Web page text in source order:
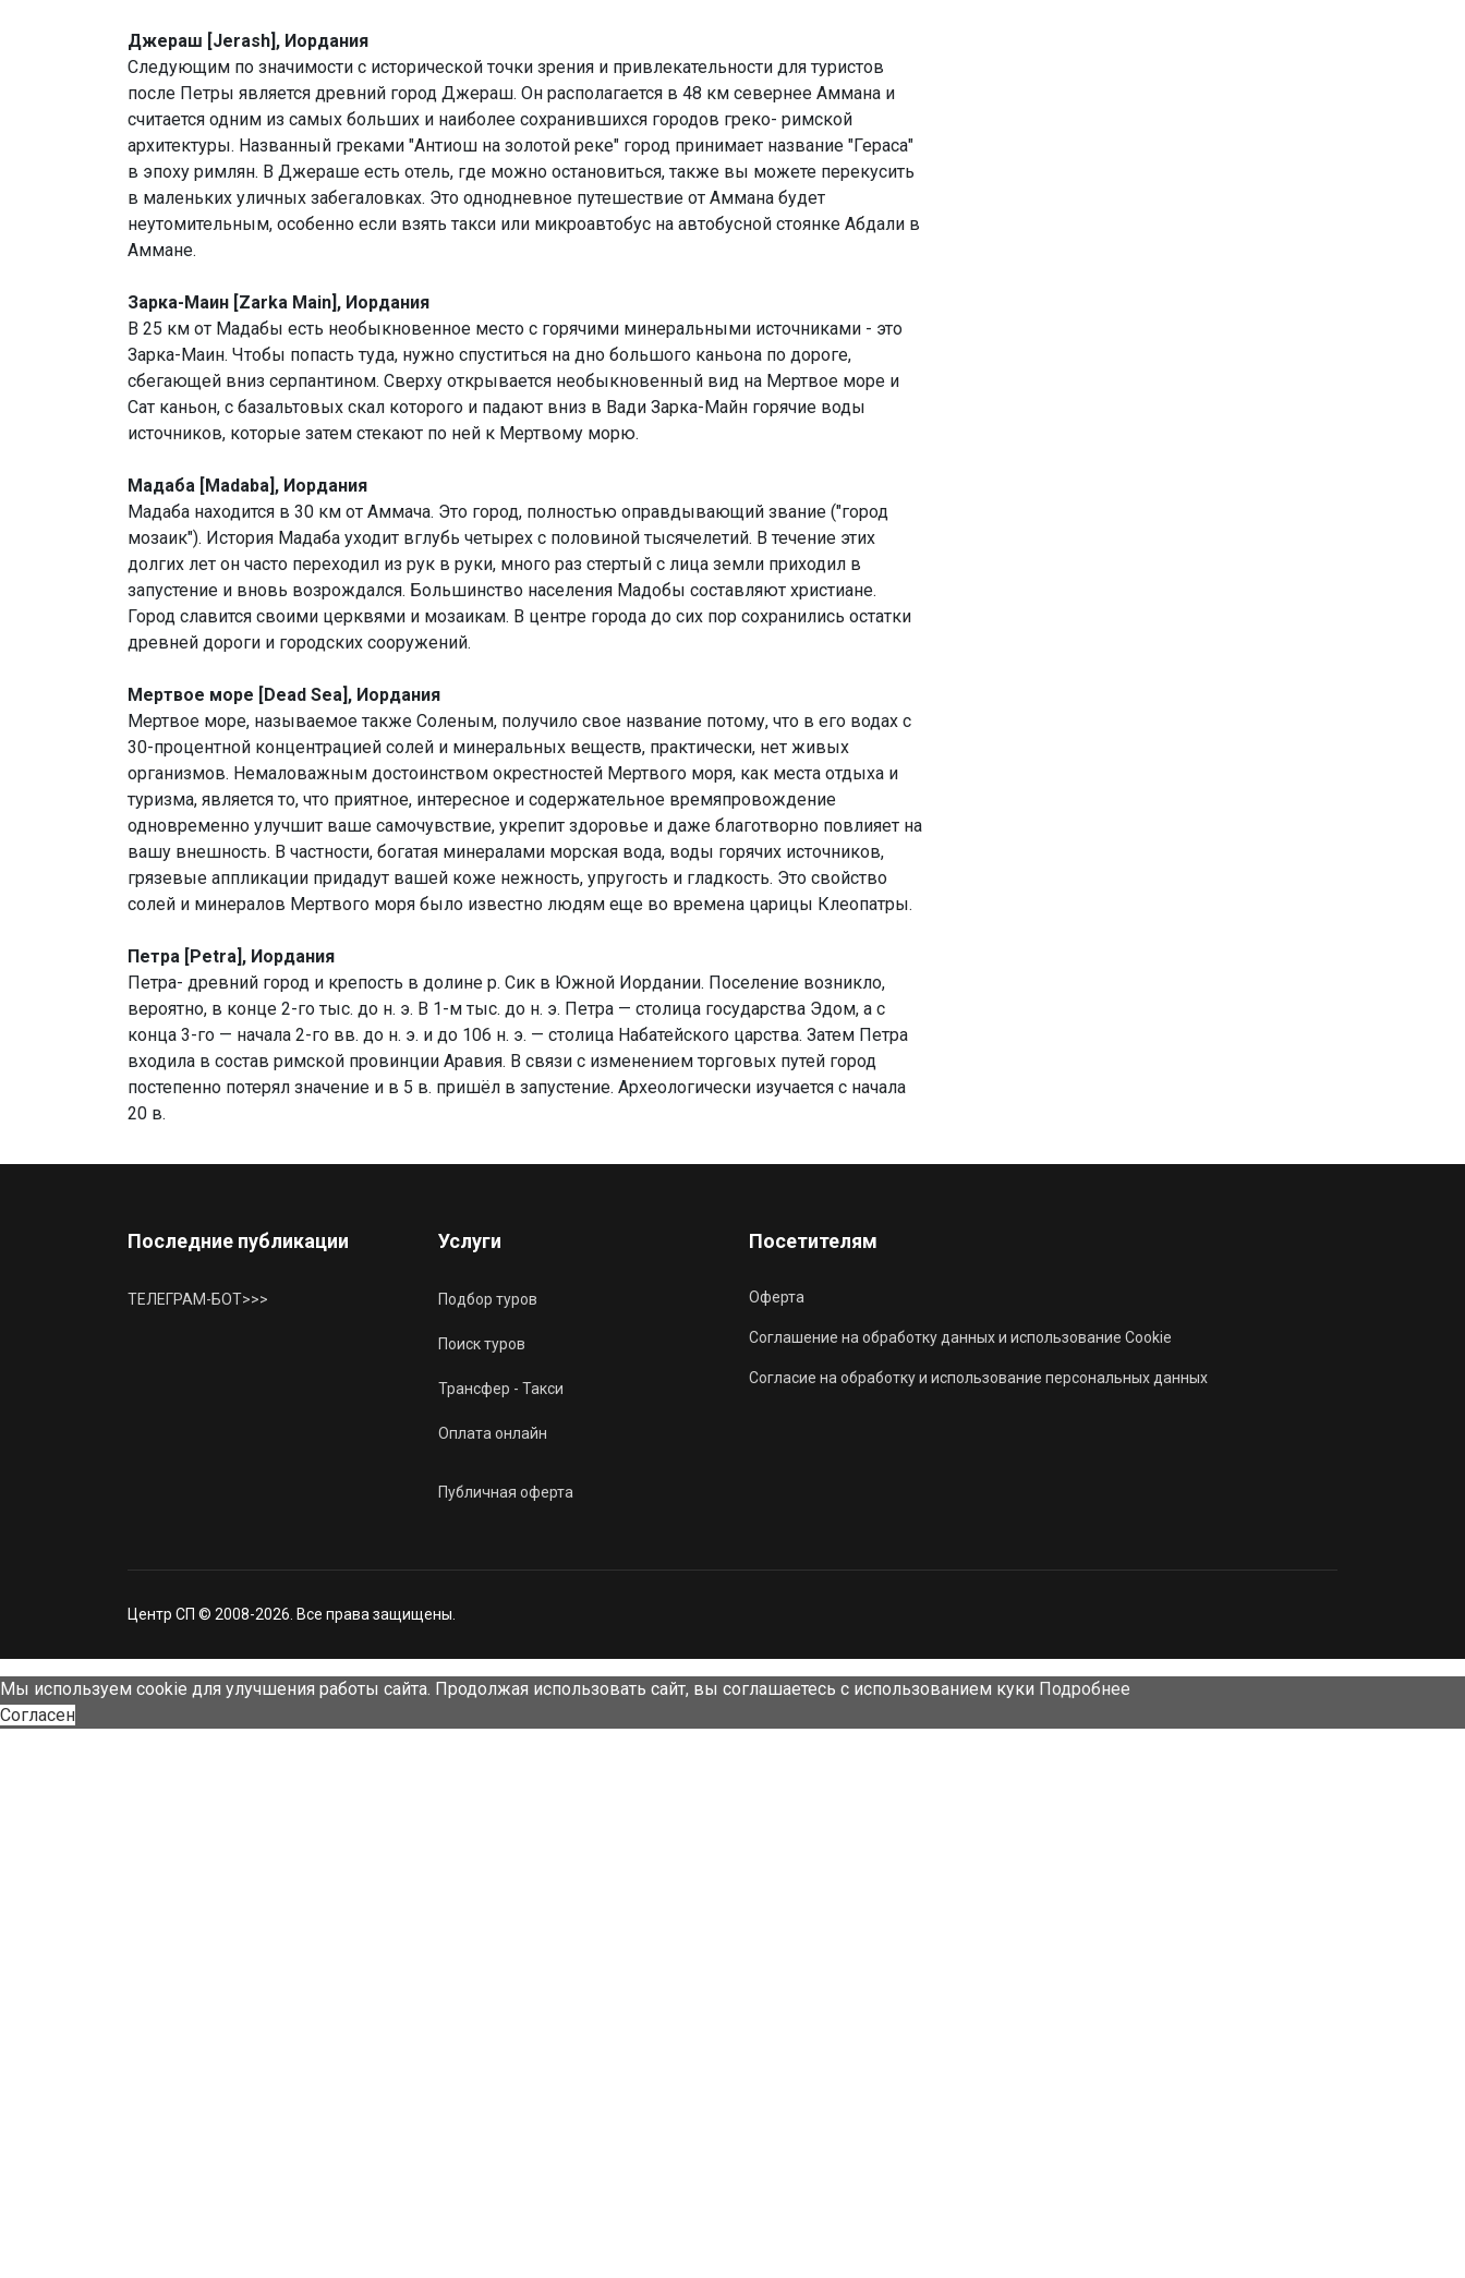
Джераш [Jerash], Иордания
Следующим по значимости с исторической точки зрения и привлекательности для туристов
после Петры является древний город Джераш. Он располагается в 48 км севернее Аммана и
считается одним из самых больших и наиболее сохранившихся городов греко- римской
архитектуры. Названный греками "Антиош на золотой реке" город принимает название "Гераса"
в эпоху римлян. В Джераше есть отель, где можно остановиться, также вы можете перекусить
в маленьких уличных забегаловках. Это однодневное путешествие от Аммана будет
неутомительным, особенно если взять такси или микроавтобус на автобусной стоянке Абдали в
Аммане.
Зарка-Маин [Zarka Main], Иордания
В 25 км от Мадабы есть необыкновенное место с горячими минеральными источниками - это
Зарка-Маин. Чтобы попасть туда, нужно спуститься на дно большого каньона по дороге,
сбегающей вниз серпантином. Сверху открывается необыкновенный вид на Мертвое море и
Сат каньон, с базальтовых скал которого и падают вниз в Вади Зарка-Майн горячие воды
источников, которые затем стекают по ней к Мертвому морю.
Мадаба [Madaba], Иордания
Мадаба находится в 30 км от Аммача. Это город, полностью оправдывающий звание ("город
мозаик"). История Мадаба уходит вглубь четырех с половиной тысячелетий. В течение этих
долгих лет он часто переходил из рук в руки, много раз стертый с лица земли приходил в
запустение и вновь возрождался. Большинство населения Мадобы составляют христиане.
Город славится своими церквями и мозаикам. В центре города до сих пор сохранились остатки
древней дороги и городских сооружений.
Мертвое море [Dead Sea], Иордания
Мертвое море, называемое также Соленым, получило свое название потому, что в его водах с
30-процентной концентрацией солей и минеральных веществ, практически, нет живых
организмов. Немаловажным достоинством окрестностей Мертвого моря, как места отдыха и
туризма, является то, что приятное, интересное и содержательное времяпровождение
одновременно улучшит ваше самочувствие, укрепит здоровье и даже благотворно повлияет на
вашу внешность. В частности, богатая минералами морская вода, воды горячих источников,
грязевые аппликации придадут вашей коже нежность, упругость и гладкость. Это свойство
солей и минералов Мертвого моря было известно людям еще во времена царицы Клеопатры.
Петра [Petra], Иордания
Петра- древний город и крепость в долине р. Сик в Южной Иордании. Поселение возникло,
вероятно, в конце 2-го тыс. до н. э. В 1-м тыс. до н. э. Петра — столица государства Эдом, а с
конца 3-го — начала 2-го вв. до н. э. и до 106 н. э. — столица Набатейского царства. Затем Петра
входила в состав римской провинции Аравия. В связи с изменением торговых путей город
постепенно потерял значение и в 5 в. пришёл в запустение. Археологически изучается с начала
20 в.
Последние публикации
ТЕЛЕГРАМ-БОТ>>>
Услуги
Подбор туров
Поиск туров
Трансфер - Такси
Оплата онлайн
Публичная оферта
Посетителям
Оферта
Соглашение на обработку данных и использование Cookie
Согласие на обработку и использование персональных данных
Центр СП © 2008-2026. Все права защищены.
Мы используем cookie для улучшения работы сайта. Продолжая использовать сайт, вы соглашаетесь с использованием куки Подробнее
Согласен